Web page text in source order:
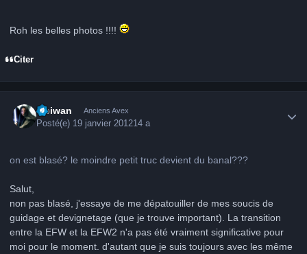
Roh les belles photos !!!!
Citer
Obiwan Anciens Avex
Posté(e) 19 janvier 201214 a
on est blasé? le moindre petit truc devient du banal???
Salut,
non pas blasé, j'essaye de me dépatouiller de mes soucis de
guidage et devignetage (que je trouve important). La transition
entre la EFW et la EFW2 n'a pas été vraiment significative pour
moi pour le moment. d'autant que je suis toujours avec les même